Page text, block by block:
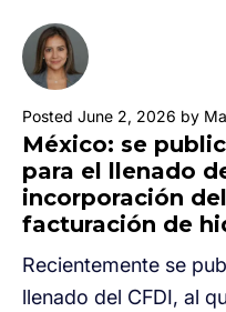
Posted June 2, 2026 by
México: se
para el llenado
incorporación
facturación de
Recientemente se
llenado del CFDI, al